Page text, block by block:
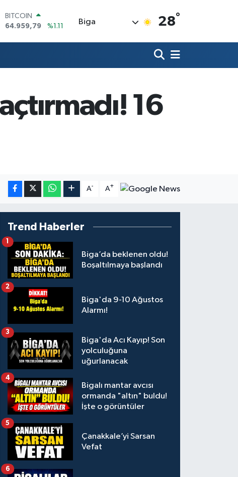
DOLAR
47,7436
%0.18
64,4811
%0.38
BİST100
13.779
%-14
BITCOIN
Biga 28°
16
A- A+
Trend Haberler
Biga’da beklenen oldu!
Boşaltılmaya başlandı
1
Biga'da 9-10 Ağustos
Alarmı!
2
Biga'da Acı Kayıp! Son
yolculuğuna
uğurlanacak
3
Bigalı mantar avcısı
ormanda "altın" buldu!
İşte o görüntüler
4
Çanakkale’yi Sarsan
Vefat
5
6